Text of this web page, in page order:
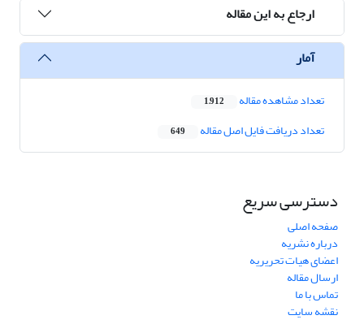
ارجاع به این مقاله
آمار
تعداد مشاهده مقاله 1,912
تعداد دریافت فایل اصل مقاله 649
دسترسی سریع
صفحه اصلی
درباره نشریه
اعضای هیات تحریریه
ارسال مقاله
تماس با ما
نقشه سایت